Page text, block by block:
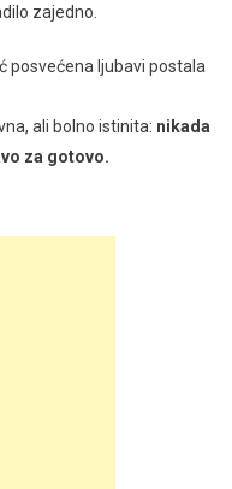
zajedno.
posvećena ljubavi postala
ali bolno istinita: nikada
za gotovo.